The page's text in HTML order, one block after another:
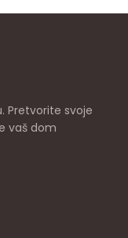
Pretvorite svoje
vaš dom